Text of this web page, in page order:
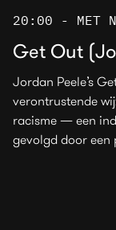
Get Out
20:00 - MET
Jordan Peele’s
verontrustende
racisme — een
gevolgd door een